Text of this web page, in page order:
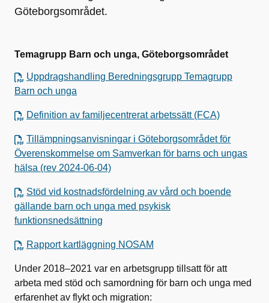
Göteborgsområdet.
Temagrupp Barn och unga, Göteborgsområdet
Uppdragshandling Beredningsgrupp Temagrupp
Barn och unga
Definition av familjecentrerat arbetssätt (FCA)
Tillämpningsanvisningar i Göteborgsområdet för
Överenskommelse om Samverkan för barns och ungas
hälsa (rev 2024-06-04)
Stöd vid kostnadsfördelning av vård och boende
gällande barn och unga med psykisk
funktionsnedsättning
Rapport kartläggning NOSAM
Under 2018–2021 var en arbetsgrupp tillsatt för att
arbeta med stöd och samordning för barn och unga med
erfarenhet av flykt och migration: